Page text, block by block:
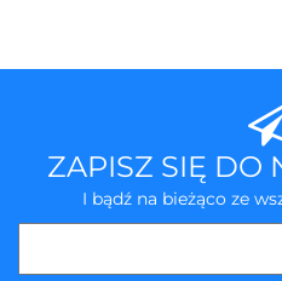
ZAPISZ SIĘ DO
I bądź na bieżąco ze